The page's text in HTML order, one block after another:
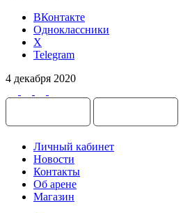
ВКонтакте
Одноклассники
X
Telegram
4 декабря 2020
Личный кабинет
Новости
Контакты
Об арене
Магазин